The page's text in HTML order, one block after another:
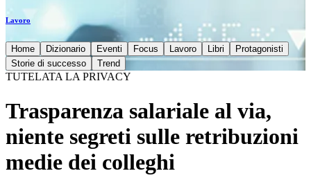
Lavoro
Home Dizionario Eventi Focus Lavoro Libri
Protagonisti
Storie di successo
Trend
TUTELATA LA PRIVACY
Trasparenza salariale al via,
niente segreti sulle retribuzioni
medie dei colleghi